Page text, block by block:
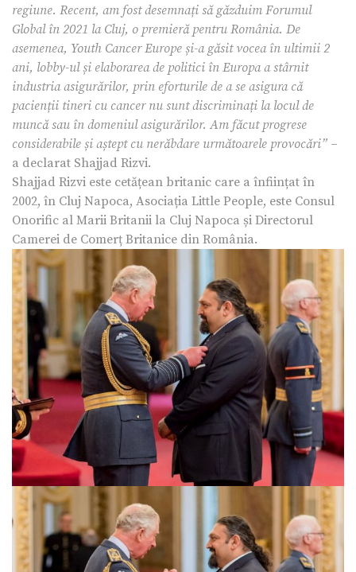
regiune. Recent, am fost desemnați să găzduim Forumul
Global în 2021 la Cluj, o premieră pentru România. De
asemenea, Youth Cancer Europe și-a găsit vocea în ultimii 2
ani, lobby-ul și elaborarea de politici în Europa a stârnit
industria asigurărilor, prin eforturile de a se asigura că
pacienții tineri cu cancer nu sunt discriminați la locul de
muncă sau în domeniul asigurărilor. Am făcut progrese
considerabile și aștept cu nerăbdare următoarele provocări” –
a declarat Shajjad Rizvi.
Shajjad Rizvi este cetățean britanic care a înființat în
2002, în Cluj Napoca, Asociația Little People, este Consul
Onorific al Marii Britanii la Cluj Napoca și Directorul
Camerei de Comerț Britanice din România.